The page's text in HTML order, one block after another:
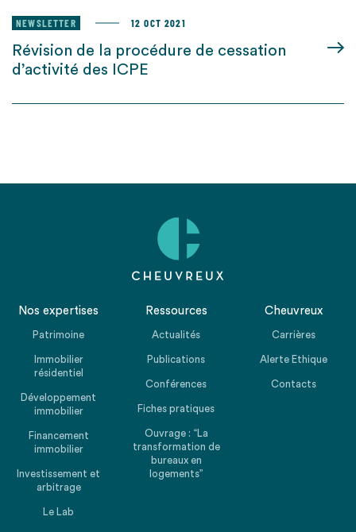
NEWSLETTER 12 OCT 2021
Révision de la procédure de cessation
d’activité des ICPE
Nos expertises
Patrimoine
Immobilier
résidentiel
Développement
immobilier
Financement
immobilier
Investissement et
arbitrage
Le Lab
Ressources
Actualités
Publications
Conférences
Fiches pratiques
Ouvrage : “La
transformation de
bureaux en
logements”
Cheuvreux
Carrières
Alerte Ethique
Contacts